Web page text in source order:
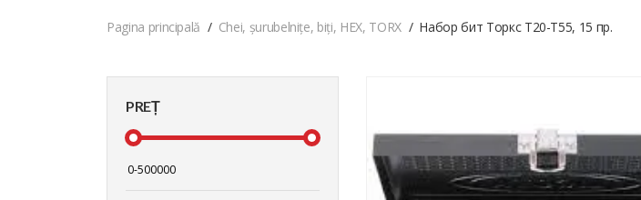
Pagina principală Chei, șurubelnițe, biți, HEX, TORX Набор бит Торкс Т20-Т55, 15 пр.
PREȚ